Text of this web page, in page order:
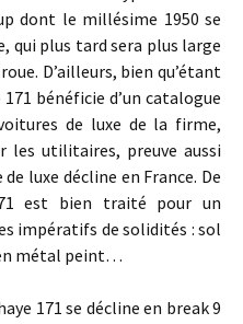
dont le millésime 1950 se
qui plus tard sera plus large
D’ailleurs, bien qu’étant
bénéficie d’un catalogue
de luxe de la firme,
les utilitaires, preuve aussi
luxe décline en France. De
est bien traité pour un
impératifs de solidités : sol
métal peint…
171 se décline en break 9